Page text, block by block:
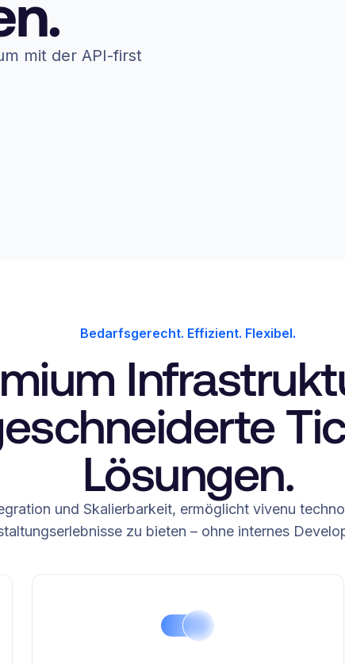
mit der API-first
Bedarfsgerecht. Effizient. Flexibel.
Lösungen.
und Skalierbarkeit, ermöglicht vivenu
zu bieten – ohne internes